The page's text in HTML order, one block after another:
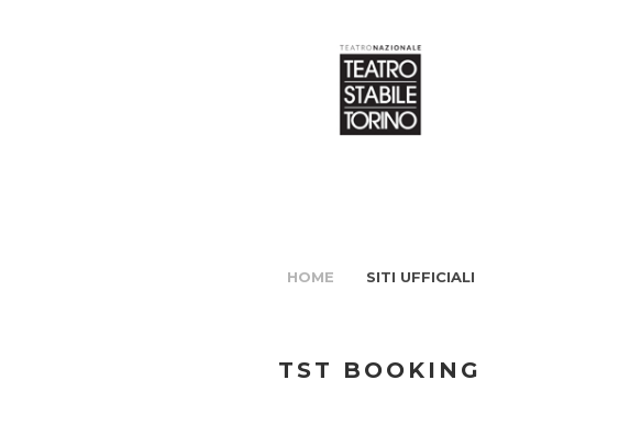
HOME SITI UFFICIALI
TST BOOKING